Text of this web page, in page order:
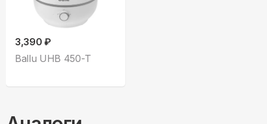
3,390 ₽
Ballu UHB 450-T